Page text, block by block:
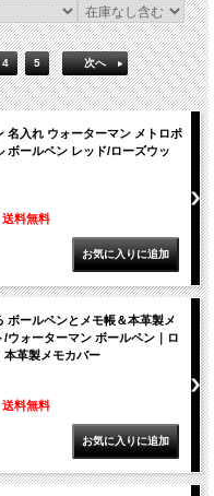
4 5 次へ
名入れ ウォーターマン メトロポ
ボールペン レッド/ローズウッ
送料無料
ボールペンとメモ帳＆本革製メ
ウォーターマン ボールペン｜ロ
本革製メモカバー
送料無料